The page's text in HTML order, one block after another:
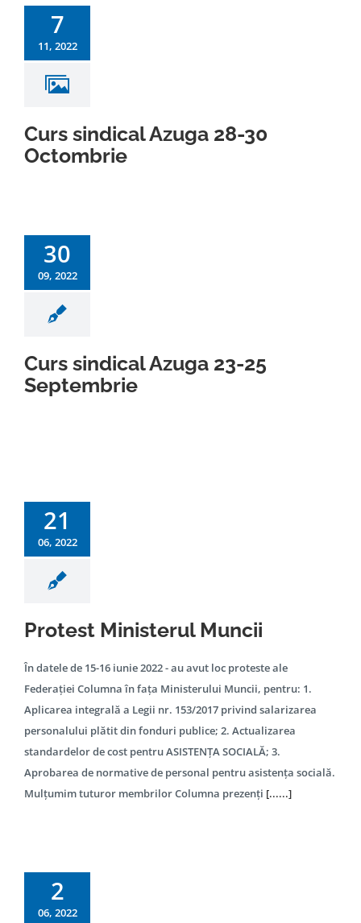
7
11, 2022
Curs sindical Azuga 28-30
Octombrie
30
09, 2022
Curs sindical Azuga 23-25
Septembrie
21
06, 2022
Protest Ministerul Muncii
În datele de 15-16 iunie 2022 - au avut loc proteste ale
Federației Columna în fața Ministerului Muncii, pentru: 1.
Aplicarea integrală a Legii nr. 153/2017 privind salarizarea
personalului plătit din fonduri publice; 2. Actualizarea
standardelor de cost pentru ASISTENȚA SOCIALĂ; 3.
Aprobarea de normative de personal pentru asistența socială.
Mulțumim tuturor membrilor Columna prezenți [......]
2
06, 2022